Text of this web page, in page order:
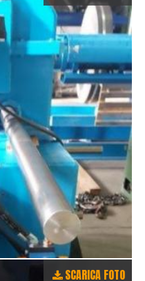
SCARICA FOTO